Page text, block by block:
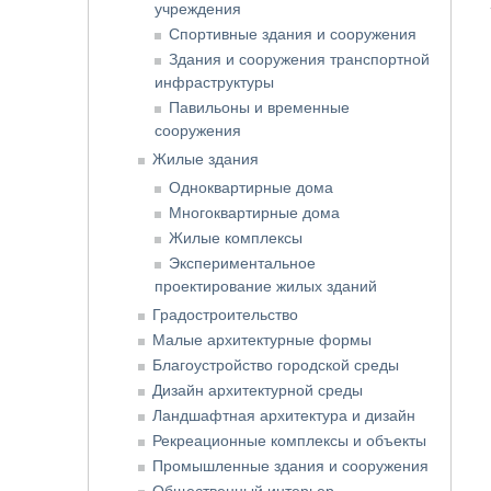
учреждения
Спортивные здания и сооружения
Здания и сооружения транспортной
инфраструктуры
Павильоны и временные
сооружения
Жилые здания
Одноквартирные дома
Многоквартирные дома
Жилые комплексы
Экспериментальное
проектирование жилых зданий
Градостроительство
Малые архитектурные формы
Благоустройство городской среды
Дизайн архитектурной среды
Ландшафтная архитектура и дизайн
Рекреационные комплексы и объекты
Промышленные здания и сооружения